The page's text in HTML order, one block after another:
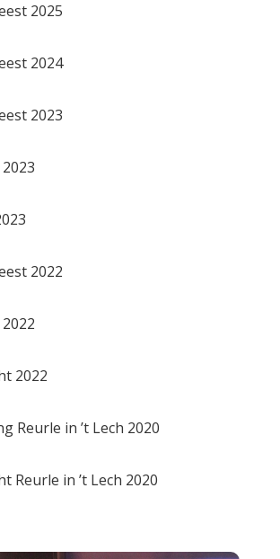
2025
2024
2023
2022
2022
Reurle in ’t Lech 2020
Reurle in ’t Lech 2020